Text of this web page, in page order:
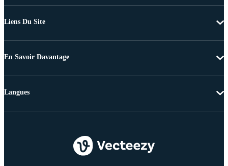
Liens Du Site
En Savoir Davantage
Langues